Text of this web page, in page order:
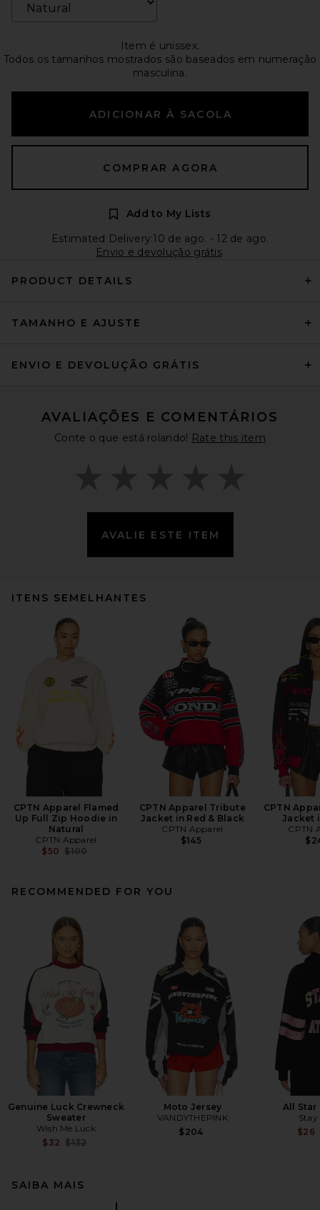
Item é unissex.
Todos os tamanhos mostrados são baseados em numeração
masculina.
ADICIONAR À SACOLA
COMPRAR AGORA
Add to My Lists
Estimated Delivery:10 de ago. - 12 de ago.
Envio e devolução grátis
PRODUCT DETAILS
TAMANHO E AJUSTE
ENVIO E DEVOLUÇÃO GRÁTIS
AVALIAÇÕES E COMENTÁRIOS
Conte o que está rolando! Rate this item
AVALIE ESTE ITEM
ITENS SEMELHANTES
CPTN Apparel Flamed
Up Full Zip Hoodie in
Natural
CPTN Apparel
$50 Previous price:
$100
CPTN Apparel Tribute
Jacket in Red & Black
CPTN Apparel
$145
CPTN
Jacket
CPTN
RECOMMENDED FOR YOU
Genuine Luck Crewneck
Sweater
Wish Me Luck
$32 Previous price:
$132
Moto Jersey
VANDYTHEPINK
$204
All
Stay
$26
SAIBA MAIS